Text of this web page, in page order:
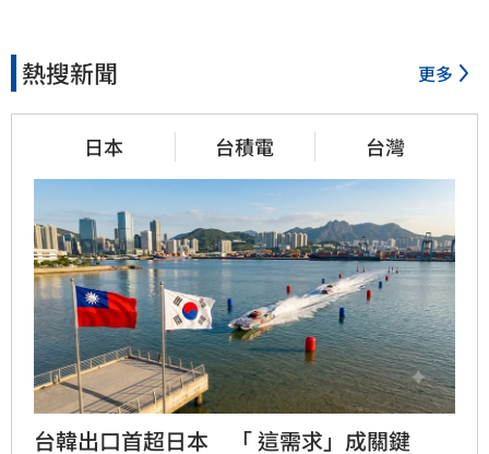
熱搜新聞 更多
日本 台積電 台灣
台韓出口首超日本　「 這需求」成關鍵